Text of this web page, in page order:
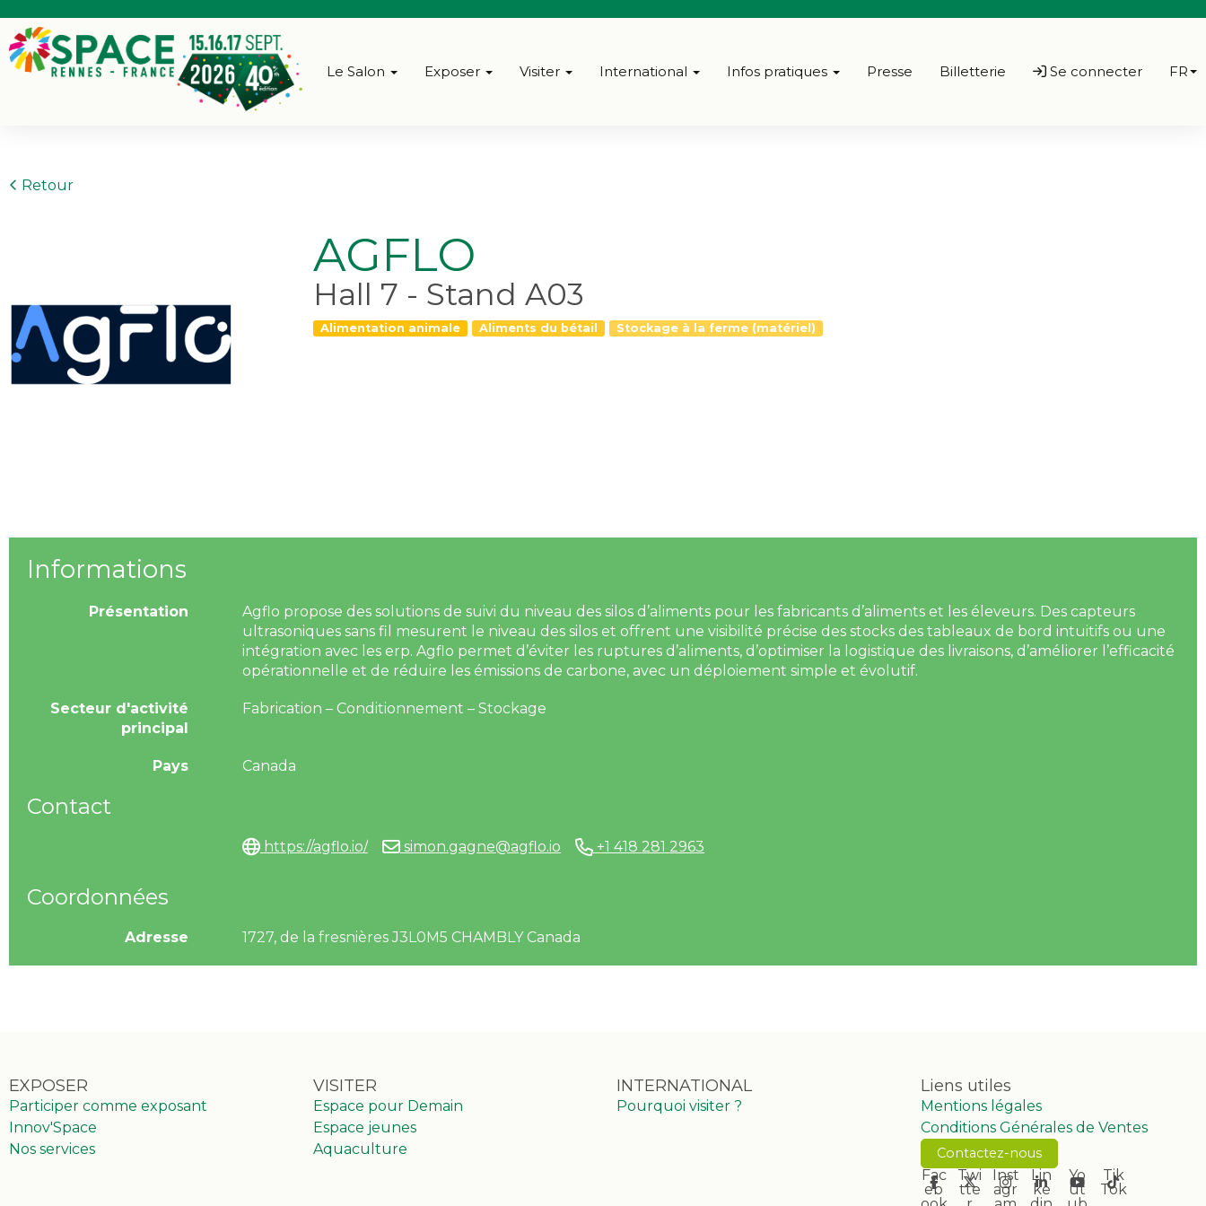
Le Salon Exposer Visiter International Infos pratiques Presse Billetterie Se connecter FR
Retour
AGFLO
Hall 7 - Stand A03
Alimentation animale Aliments du bétail Stockage à la ferme (matériel)
Informations
Présentation
Agflo propose des solutions de suivi du niveau des silos d’aliments pour les fabricants d’aliments et les éleveurs. Des capteurs
ultrasoniques sans fil mesurent le niveau des silos et offrent une visibilité précise des stocks des tableaux de bord intuitifs ou une
intégration avec les erp. Agflo permet d’éviter les ruptures d’aliments, d’optimiser la logistique des livraisons, d’améliorer l’efficacité
opérationnelle et de réduire les émissions de carbone, avec un déploiement simple et évolutif.
Secteur d'activité
principal
Fabrication – Conditionnement – Stockage
Pays Canada
Contact
https://agflo.io/ simon.gagne@agflo.io +1 418 281 2963
Coordonnées
Adresse 1727, de la fresnières J3L0M5 CHAMBLY Canada
EXPOSER
Participer comme exposant
Innov'Space
Nos services
VISITER
Espace pour Demain
Espace jeunes
Aquaculture
INTERNATIONAL
Pourquoi visiter ?
Liens utiles
Mentions légales
Conditions Générales de Ventes
Contactez-nous
Fac
eb
Twi
tte
Inst
agr
Lin
ke
Yo
ut
Tik
Tok